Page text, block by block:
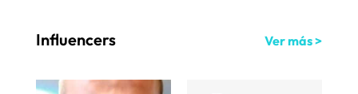
Influencers Ver más >